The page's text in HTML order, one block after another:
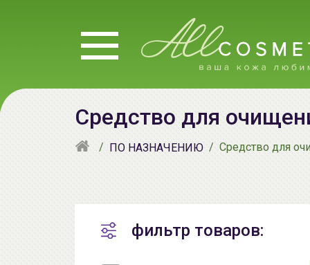
Средство для
ПО НАЗНАЧЕНИЮ Средство для
фильтр товаров: